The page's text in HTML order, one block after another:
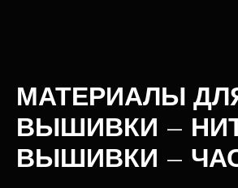
МАТЕРИАЛЫ
ВЫШИВКИ –
ВЫШИВКИ –